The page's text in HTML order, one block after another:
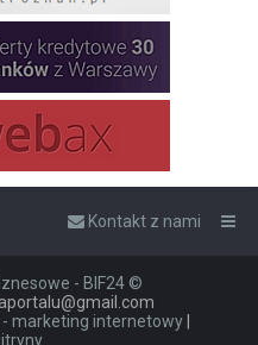
Kontakt z nami
- BIF24 ©
marketing internetowy